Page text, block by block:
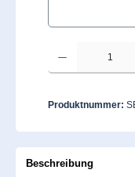
Produkt Anzahl: Gib
Produktnummer:
Beschreibung